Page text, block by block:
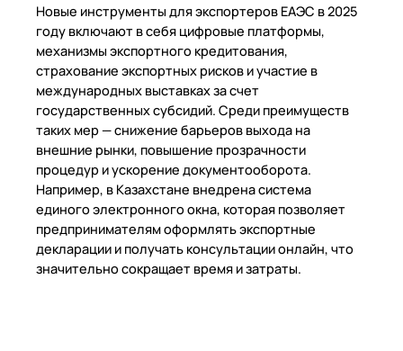
Новые инструменты для экспортеров ЕАЭС в 2025
году включают в себя цифровые платформы,
механизмы экспортного кредитования,
страхование экспортных рисков и участие в
международных выставках за счет
государственных субсидий. Среди преимуществ
таких мер — снижение барьеров выхода на
внешние рынки, повышение прозрачности
процедур и ускорение документооборота.
Например, в Казахстане внедрена система
единого электронного окна, которая позволяет
предпринимателям оформлять экспортные
декларации и получать консультации онлайн, что
значительно сокращает время и затраты.